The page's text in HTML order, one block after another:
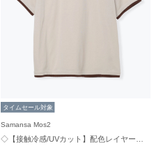
タイムセール対象
Samansa Mos2